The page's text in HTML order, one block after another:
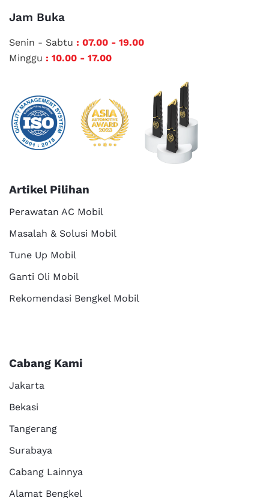
Jam Buka
Senin - Sabtu : 07.00 - 19.00
Minggu : 10.00 - 17.00
Artikel Pilihan
Perawatan AC Mobil
Masalah & Solusi Mobil
Tune Up Mobil
Ganti Oli Mobil
Rekomendasi Bengkel Mobil
Cabang Kami
Jakarta
Bekasi
Tangerang
Surabaya
Cabang Lainnya
Alamat Bengkel